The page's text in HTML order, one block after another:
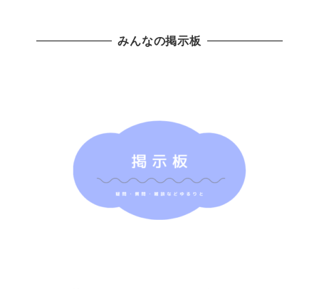
みんなの掲示板